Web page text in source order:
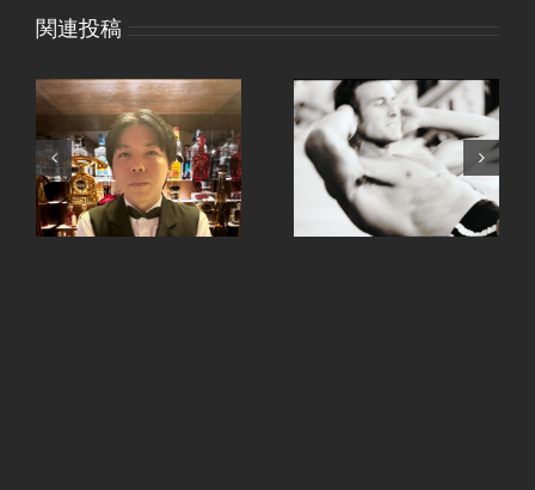
関連投稿
継続は力なり。
手ピカジェルととうも
ろこし